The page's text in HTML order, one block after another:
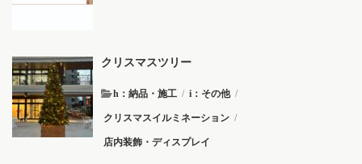
クリスマスツリー
h：納品・施工 / i：その他 /
クリスマスイルミネーション /
店内装飾・ディスプレイ